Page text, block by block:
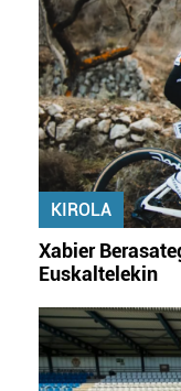
KIROLA
Xabier
Euskaltelekin